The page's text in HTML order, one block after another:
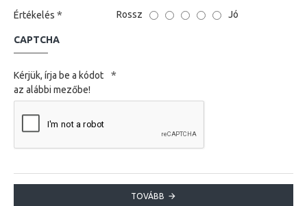
Értékelés Rossz Jó
CAPTCHA
Kérjük, írja be a kódot
az alábbi mezőbe!
TOVÁBB